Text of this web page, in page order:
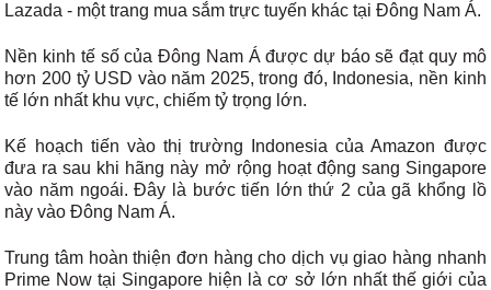
Lazada - một trang mua sắm trực tuyến khác tại Đông Nam Á.
Nền kinh tế số của Đông Nam Á được dự báo sẽ đạt quy mô
hơn 200 tỷ USD vào năm 2025, trong đó, Indonesia, nền kinh
tế lớn nhất khu vực, chiếm tỷ trọng lớn.
Kế hoạch tiến vào thị trường Indonesia của Amazon được
đưa ra sau khi hãng này mở rộng hoạt động sang Singapore
vào năm ngoái. Đây là bước tiến lớn thứ 2 của gã khổng lồ
này vào Đông Nam Á.
Trung tâm hoàn thiện đơn hàng cho dịch vụ giao hàng nhanh
Prime Now tại Singapore hiện là cơ sở lớn nhất thế giới của